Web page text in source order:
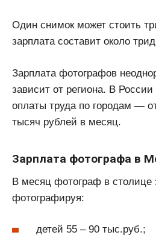
Один снимок может стоить
зарплата составит около
Зарплата фотографов
зависит от региона. В
оплаты труда по городам —
тысяч рублей в месяц.
Зарплата фотографа в
В месяц фотограф в столице
фотографируя:
детей 55 – 90 тыс.руб.;